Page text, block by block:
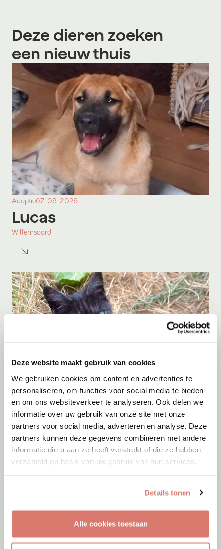
Deze website maakt gebruik van cookies
We gebruiken cookies om content en advertenties te
personaliseren, om functies voor social media te bieden
en om ons websiteverkeer te analyseren. Ook delen we
informatie over uw gebruik van onze site met onze
partners voor social media, adverteren en analyse. Deze
partners kunnen deze gegevens combineren met andere
informatie die u aan ze heeft verstrekt of die ze hebben
verzameld op basis van uw gebruik van hun services.
Details tonen
Alle cookies toestaan
Deze dieren zoeken
een nieuw thuis
Adoptie07-08-2026
Lucas
Willemsoord
Adoptie 07-08-2026
Moon
Vleuten